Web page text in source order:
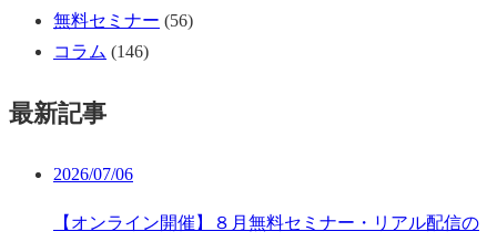
無料セミナー (56)
コラム (146)
最新記事
2026/07/06
【オンライン開催】８月無料セミナー・リアル配信の